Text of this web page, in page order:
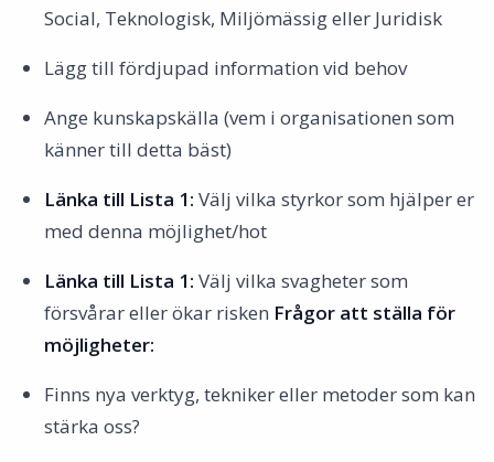
Social, Teknologisk, Miljömässig eller Juridisk
Lägg till fördjupad information vid behov
Ange kunskapskälla (vem i organisationen som
känner till detta bäst)
Länka till Lista 1: Välj vilka styrkor som hjälper er
med denna möjlighet/hot
Länka till Lista 1: Välj vilka svagheter som
försvårar eller ökar risken Frågor att ställa för
möjligheter:
Finns nya verktyg, tekniker eller metoder som kan
stärka oss?